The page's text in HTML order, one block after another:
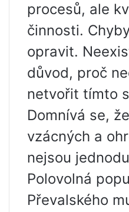
procesů, ale
činnosti.
opravit.
důvod, proč
netvořit tímto
Domnívá se,
vzácných a
nejsou
Polovolná
Převalského